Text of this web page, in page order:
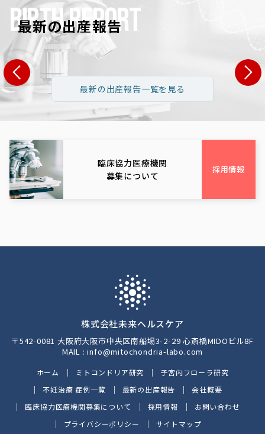
BIRTH REPORT
最新の出産報告
S・T様
男性:35歳
長野県 H・Y様 広島県
最新の出産報告一覧を見る
臨床協力医療機関
募集について
採用情報
株式会社未来ヘルスケア
〒542-0081 大阪府大阪市中央区南船場3-2-29 心斎橋MIDOビル8F
MAIL : info@mitochondria-labo.com
ホーム ミトコンドリア研究
子宮内フローラ研究
不妊治療 症例一覧
最新の出産報告
会社概要
臨床協力医療機関募集について
採用情報
お問い合わせ
プライバシーポリシー
サイトマップ